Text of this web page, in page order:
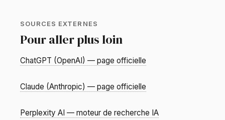
SOURCES EXTERNES
Pour aller plus loin
ChatGPT (OpenAI) — page officielle
Claude (Anthropic) — page officielle
Perplexity AI — moteur de recherche IA